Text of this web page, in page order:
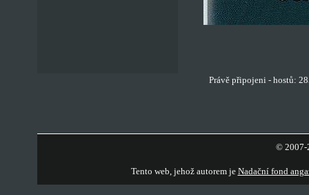
Právě připojeni - hostů:
© 2007-
Tento web, jehož autorem je Nadační fond